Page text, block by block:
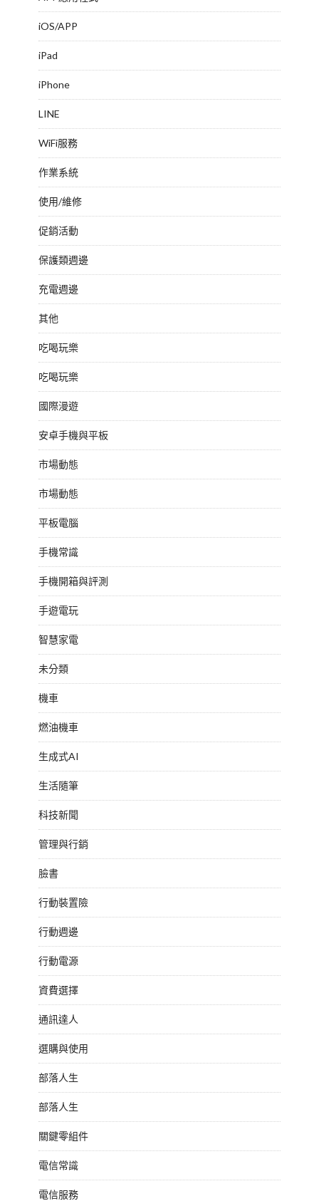
iOS/APP
iPad
iPhone
LINE
WiFi服務
作業系統
使用/維修
促銷活動
保護類週邊
充電週邊
其他
吃喝玩樂
吃喝玩樂
國際漫遊
安卓手機與平板
市場動態
市場動態
平板電腦
手機常識
手機開箱與評測
手遊電玩
智慧家電
未分類
機車
燃油機車
生成式AI
生活隨筆
科技新聞
管理與行銷
臉書
行動裝置險
行動週邊
行動電源
資費選擇
通訊達人
選購與使用
部落人生
部落人生
關鍵零組件
電信常識
電信服務